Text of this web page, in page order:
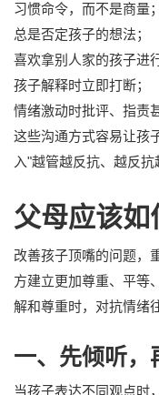
习惯命令，而不是商量；
总是否定孩子的想法；
喜欢拿别人家的孩子进
孩子解释时立即打断；
情绪激动时批评、指责
这些沟通方式容易让孩
入"越管越反抗、越反抗
父母应该如
改善孩子顶嘴的问题，
方建立更加尊重、平等
解和尊重时，对抗情绪
一、先倾听，
当孩子表达不同观点时